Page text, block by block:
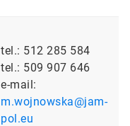
tel.: 512 285 584
tel.: 509 907 646
e-mail:
m.wojnowska@jam-
pol.eu